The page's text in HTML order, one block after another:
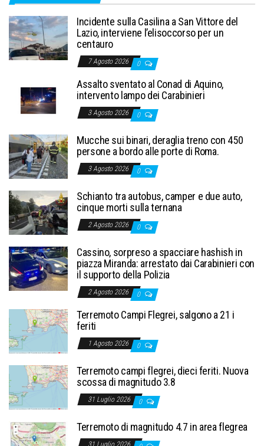
Incidente sulla Casilina a San Vittore del
Lazio, interviene l’elisoccorso per un
centauro
7 Agosto 2026 0
Assalto sventato al Conad di Aquino,
intervento lampo dei Carabinieri
3 Agosto 2026 0
Mucche sui binari, deraglia treno con 450
persone a bordo alle porte di Roma.
3 Agosto 2026 0
Schianto tra autobus, camper e due auto,
cinque morti sulla ternana
2 Agosto 2026 0
Cassino, sorpreso a spacciare hashish in
piazza Miranda: arrestato dai Carabinieri con
il supporto della Polizia
2 Agosto 2026 0
Terremoto Campi Flegrei, salgono a 21 i
feriti
1 Agosto 2026 0
Terremoto campi flegrei, dieci feriti. Nuova
scossa di magnitudo 3.8
31 Luglio 2026 0
Terremoto di magnitudo 4.7 in area flegrea
31 Luglio 2026